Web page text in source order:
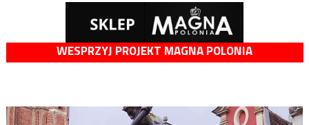
WESPRZYJ PROJEKT MAGNA POLONIA